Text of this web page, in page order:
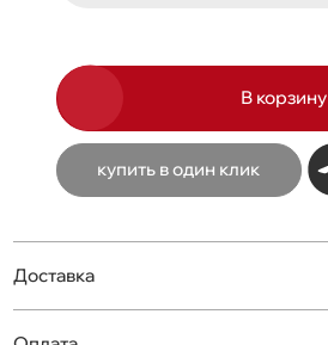
В корзину
купить в один клик
Доставка